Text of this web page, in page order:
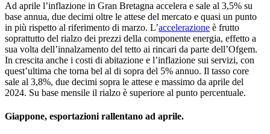
Ad aprile l’inflazione in Gran Bretagna accelera e sale al 3,5% su
base annua, due decimi oltre le attese del mercato e quasi un punto
in più rispetto al riferimento di marzo. L’accelerazione è frutto
soprattutto del rialzo dei prezzi della componente energia, effetto a
sua volta dell’innalzamento del tetto ai rincari da parte dell’Ofgem.
In crescita anche i costi di abitazione e l’inflazione sui servizi, con
quest’ultima che torna bel al di sopra del 5% annuo. Il tasso core
sale al 3,8%, due decimi sopra le attese e massimo da aprile del
2024. Su base mensile il rialzo è superiore al punto percentuale.
Giappone, esportazioni rallentano ad aprile.